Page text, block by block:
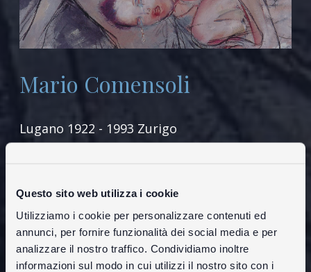
Questo sito web utilizza i cookie
Utilizziamo i cookie per personalizzare contenuti ed
annunci, per fornire funzionalità dei social media e per
analizzare il nostro traffico. Condividiamo inoltre
informazioni sul modo in cui utilizzi il nostro sito con i
Mario Comensoli
Lugano 1922 - 1993 Zurigo
Comensoli
ISCRIZIONE ALLA NEWSLETTER